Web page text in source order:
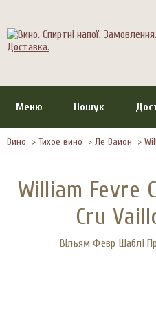
Меню Пошук
Вино > Тихое вино > Ле Вайон >
William Fevre
Cru
Вільям Февр Шаблі